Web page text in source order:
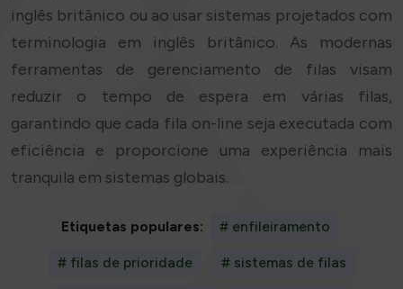
inglês britânico ou ao usar sistemas projetados com
terminologia em inglês britânico. As modernas
ferramentas de gerenciamento de filas visam
reduzir o tempo de espera em várias filas,
garantindo que cada fila on-line seja executada com
eficiência e proporcione uma experiência mais
tranquila em sistemas globais.
Etiquetas populares: # enfileiramento
# filas de prioridade # sistemas de filas